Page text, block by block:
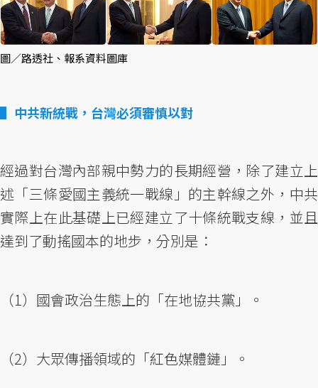
圖／路透社、報系資料圖庫
中共新統戰，台灣必須審慎以對
經過對台灣內部親中勢力的長期經營，除了建立上
述「三條愛國主義統一戰線」的主幹線之外，中共
實際上在此基礎上已經建立了十條統戰支線，並且
達到了動搖國本的地步，分別是：
（1）國會政治生態上的「在地協共黨」。
（2）大眾傳播領域的「紅色媒體鏈」。